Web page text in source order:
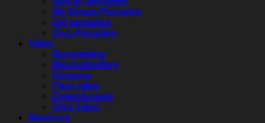
My Dream Penselen
Gel penselen
Diva Penselen
Vijlen
Boomerang
Blocks/buffers
Hygienic
Flexi vijlen
Emeryboards
Diva Vijlen
Manicure